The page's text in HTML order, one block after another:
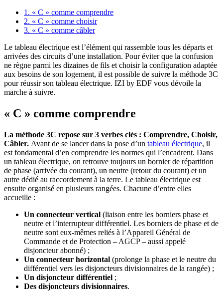
1. « C » comme comprendre
2. « C » comme choisir
3. « C » comme câbler
Le tableau électrique est l’élément qui rassemble tous les départs et
arrivées des circuits d’une installation. Pour éviter que la confusion
ne règne parmi les dizaines de fils et choisir la configuration adaptée
aux besoins de son logement, il est possible de suivre la méthode 3C
pour réussir son tableau électrique. IZI by EDF vous dévoile la
marche à suivre.
« C » comme comprendre
La méthode 3C repose sur 3 verbes clés : Comprendre, Choisir,
Câbler. Avant de se lancer dans la pose d’un tableau électrique, il
est fondamental d’en comprendre les normes qui l’encadrent. Dans
un tableau électrique, on retrouve toujours un bornier de répartition
de phase (arrivée du courant), un neutre (retour du courant) et un
autre dédié au raccordement à la terre. Le tableau électrique est
ensuite organisé en plusieurs rangées. Chacune d’entre elles
accueille :
Un connecteur vertical (liaison entre les borniers phase et
neutre et l’interrupteur différentiel. Les borniers de phase et de
neutre sont eux-mêmes reliés à l’Appareil Général de
Commande et de Protection – AGCP – aussi appelé
disjoncteur abonné) ;
Un connecteur horizontal (prolonge la phase et le neutre du
différentiel vers les disjoncteurs divisionnaires de la rangée) ;
Un disjoncteur différentiel ;
Des disjoncteurs divisionnaires.